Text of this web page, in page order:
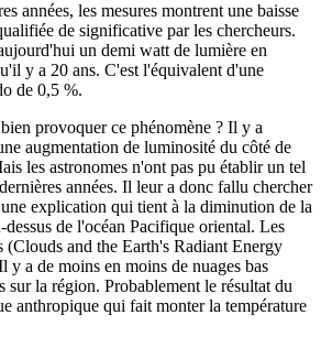
années, les mesures montrent une baisse
de significative par les chercheurs.
un demi watt de lumière en
y a 20 ans. C'est l'équivalent d'une
de 0,5 %.
provoquer ce phénomène ? Il y a
augmentation de luminosité du côté de
les astronomes n'ont pas pu établir un tel
années. Il leur a donc fallu chercher
explication qui tient à la diminution de la
dessus de l'océan Pacifique oriental. Les
(Clouds and the Earth's Radiant Energy
y a de moins en moins de nuages bas
sur la région. Probablement le résultat du
anthropique qui fait monter la température